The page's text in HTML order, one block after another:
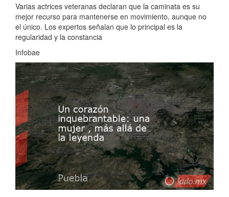
Varias actrices veteranas declaran que la caminata es su
mejor recurso para mantenerse en movimiento, aunque no
el único. Los expertos señalan que lo principal es la
regularidad y la constancia
Infobae